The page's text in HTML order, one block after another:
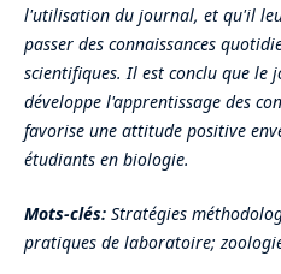
l'utilisation du journal, et qu'il
passer des connaissances
scientifiques. Il est conclu que le
développe l'apprentissage des
favorise une attitude positive
étudiants en biologie.
Mots-clés: Stratégies
pratiques de laboratoire;